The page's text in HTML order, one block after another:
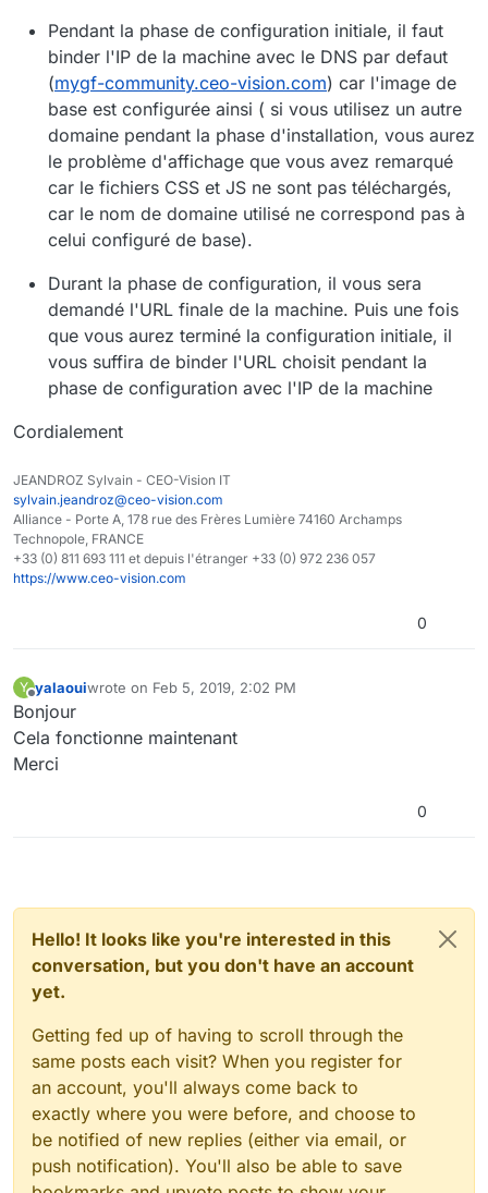
Pendant la phase de configuration initiale, il faut
binder l'IP de la machine avec le DNS par defaut
(mygf-community.ceo-vision.com) car l'image de
base est configurée ainsi ( si vous utilisez un autre
domaine pendant la phase d'installation, vous aurez
le problème d'affichage que vous avez remarqué
car le fichiers CSS et JS ne sont pas téléchargés,
car le nom de domaine utilisé ne correspond pas à
celui configuré de base).
Durant la phase de configuration, il vous sera
demandé l'URL finale de la machine. Puis une fois
que vous aurez terminé la configuration initiale, il
vous suffira de binder l'URL choisit pendant la
phase de configuration avec l'IP de la machine
Cordialement
JEANDROZ Sylvain - CEO-Vision IT
sylvain.jeandroz@ceo-vision.com
Alliance - Porte A, 178 rue des Frères Lumière 74160 Archamps
Technopole, FRANCE
+33 (0) 811 693 111 et depuis l'étranger +33 (0) 972 236 057
https://www.ceo-vision.com
0
Y
Offline
yalaouiwrote on Feb 5, 2019, 2:02 PM
last edited by
Bonjour
Cela fonctionne maintenant
Merci
0
Hello! It looks like you're interested in this
conversation, but you don't have an account
yet.
Getting fed up of having to scroll through the
same posts each visit? When you register for
an account, you'll always come back to
exactly where you were before, and choose to
be notified of new replies (either via email, or
push notification). You'll also be able to save